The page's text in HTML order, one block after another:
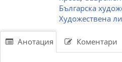
Българска
Художествена
Анотация Коментари